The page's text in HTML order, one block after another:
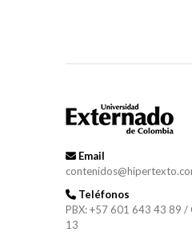
Email
Teléfonos
PBX: +57 601 643 43 89 /
13